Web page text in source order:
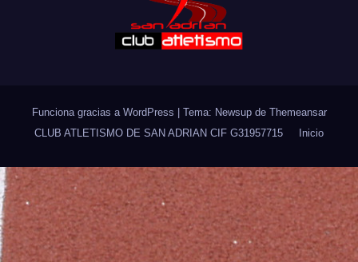
Funciona gracias a WordPress | Tema: Newsup de Themeansar
CLUB ATLETISMO DE SAN ADRIAN CIF G31957715
Inicio